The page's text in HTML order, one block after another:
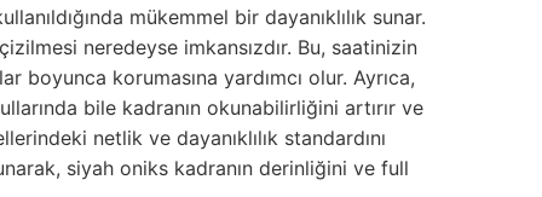
mükemmel bir dayanıklılık sunar.
neredeyse imkansızdır. Bu, saatinizin
boyunca korumasına yardımcı olur. Ayrıca,
bile kadranın okunabilirliğini artırır ve
netlik ve dayanıklılık standardını
siyah oniks kadranın derinliğini ve full